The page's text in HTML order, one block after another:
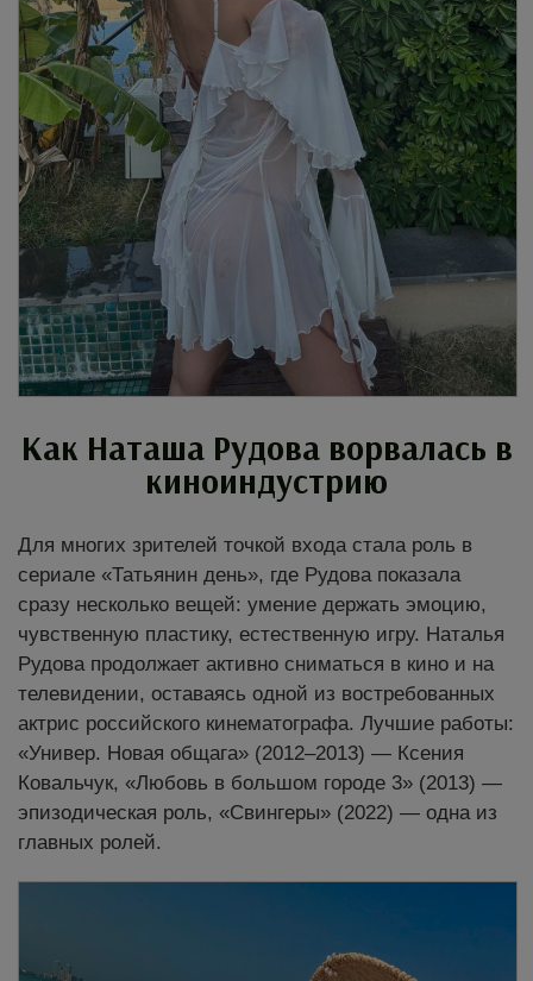
Как Наташа Рудова ворвалась в
киноиндустрию
Для многих зрителей точкой входа стала роль в
сериале «Татьянин день», где Рудова показала
сразу несколько вещей: умение держать эмоцию,
чувственную пластику, естественную игру. Наталья
Рудова продолжает активно сниматься в кино и на
телевидении, оставаясь одной из востребованных
актрис российского кинематографа. Лучшие работы:
«Универ. Новая общага» (2012–2013) — Ксения
Ковальчук, «Любовь в большом городе 3» (2013) —
эпизодическая роль, «Свингеры» (2022) — одна из
главных ролей.